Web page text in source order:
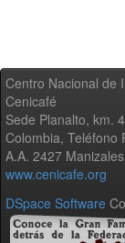
Centro Nacional de
Cenicafé
Sede Planalto, km.
Colombia, Teléfono
A.A. 2427 Manizales
www.cenicafe.org
DSpace Software